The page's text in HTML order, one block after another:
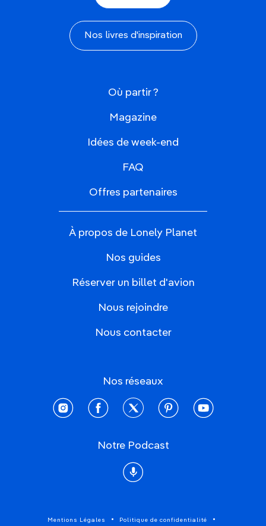
Nos livres d'inspiration
Où partir ?
Magazine
Idées de week-end
FAQ
Offres partenaires
À propos de Lonely Planet
Nos guides
Réserver un billet d'avion
Nous rejoindre
Nous contacter
Nos réseaux
instagramfacebooktwitter pinterestyoutube
Notre Podcast
Podcast
Mentions Légales Politique de confidentialité